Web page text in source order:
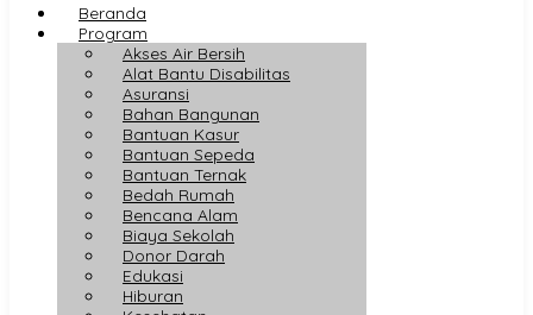
Beranda
Program
Akses Air Bersih
Alat Bantu Disabilitas
Asuransi
Bahan Bangunan
Bantuan Kasur
Bantuan Sepeda
Bantuan Ternak
Bedah Rumah
Bencana Alam
Biaya Sekolah
Donor Darah
Edukasi
Hiburan